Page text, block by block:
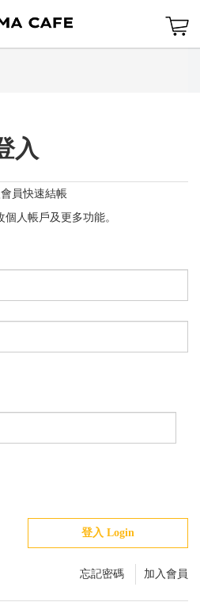
入
員快速結帳
人帳戶及更多功能。
登入 Login
忘記密碼 加入會員